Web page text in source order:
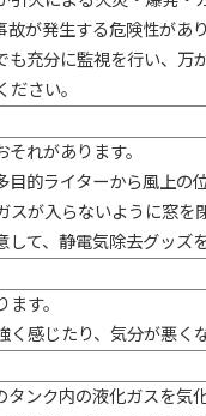
が発生する危険性があり
充分に監視を行い、
さい。
れがあります。
的ライターから風上の
が入らないように窓を
て、静電気除去グッズ
す。
感じたり、気分が悪く
ンク内の液化ガスを気